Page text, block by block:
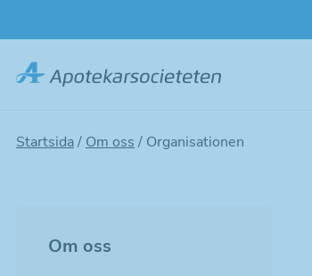
Startsida/ Om oss / Organisationen
Om oss